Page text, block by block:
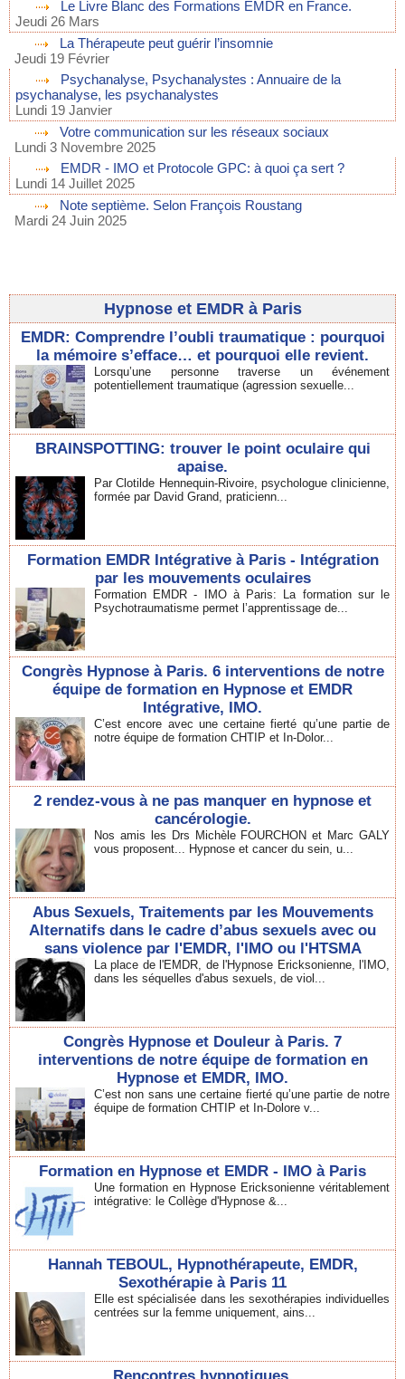
Le Livre Blanc des Formations EMDR en France.
Jeudi 26 Mars
La Thérapeute peut guérir l’insomnie
Jeudi 19 Février
Psychanalyse, Psychanalystes : Annuaire de la
psychanalyse, les psychanalystes
Lundi 19 Janvier
Votre communication sur les réseaux sociaux
Lundi 3 Novembre 2025
EMDR - IMO et Protocole GPC: à quoi ça sert ?
Lundi 14 Juillet 2025
Note septième. Selon François Roustang
Mardi 24 Juin 2025
Hypnose et EMDR à Paris
EMDR: Comprendre l’oubli traumatique : pourquoi
la mémoire s’efface… et pourquoi elle revient.
Lorsqu’une personne traverse un événement
potentiellement traumatique (agression sexuelle...
BRAINSPOTTING: trouver le point oculaire qui
apaise.
Par Clotilde Hennequin-Rivoire, psychologue clinicienne,
formée par David Grand, praticienn...
Formation EMDR Intégrative à Paris - Intégration
par les mouvements oculaires
Formation EMDR - IMO à Paris: La formation sur le
Psychotraumatisme permet l’apprentissage de...
Congrès Hypnose à Paris. 6 interventions de notre
équipe de formation en Hypnose et EMDR
Intégrative, IMO.
C’est encore avec une certaine fierté qu’une partie de
notre équipe de formation CHTIP et In-Dolor...
2 rendez-vous à ne pas manquer en hypnose et
cancérologie.
Nos amis les Drs Michèle FOURCHON et Marc GALY
vous proposent... Hypnose et cancer du sein, u...
Abus Sexuels, Traitements par les Mouvements
Alternatifs dans le cadre d’abus sexuels avec ou
sans violence par l'EMDR, l'IMO ou l'HTSMA
La place de l'EMDR, de l'Hypnose Ericksonienne, l'IMO,
dans les séquelles d'abus sexuels, de viol...
Congrès Hypnose et Douleur à Paris. 7
interventions de notre équipe de formation en
Hypnose et EMDR, IMO.
C’est non sans une certaine fierté qu’une partie de notre
équipe de formation CHTIP et In-Dolore v...
Formation en Hypnose et EMDR - IMO à Paris
Une formation en Hypnose Ericksonienne véritablement
intégrative: le Collège d'Hypnose &...
Hannah TEBOUL, Hypnothérapeute, EMDR,
Sexothérapie à Paris 11
Elle est spécialisée dans les sexothérapies individuelles
centrées sur la femme uniquement, ains...